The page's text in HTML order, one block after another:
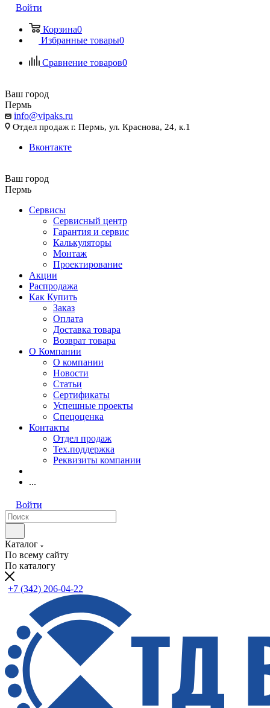
Войти
Корзина0
Избранные товары0
Сравнение товаров0
Ваш город
Пермь
info@vipaks.ru
Отдел продаж г. Пермь, ул. Краснова, 24, к.1
Вконтакте
Ваш город
Пермь
Сервисы
Сервисный центр
Гарантия и сервис
Калькуляторы
Монтаж
Проектирование
Акции
Распродажа
Как Купить
Заказ
Оплата
Доставка товара
Возврат товара
О Компании
О компании
Новости
Статьи
Сертификаты
Успешные проекты
Спецоценка
Контакты
Отдел продаж
Тех.поддержка
Реквизиты компании
...
Войти
Каталог
По всему сайту
По каталогу
+7 (342) 206-04-22